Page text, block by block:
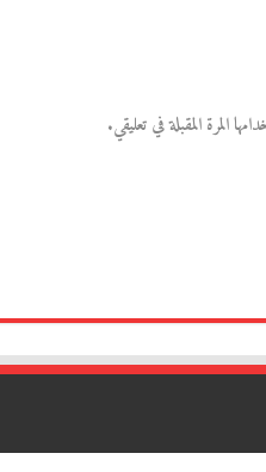
المرة المقبلة في تعليقي.